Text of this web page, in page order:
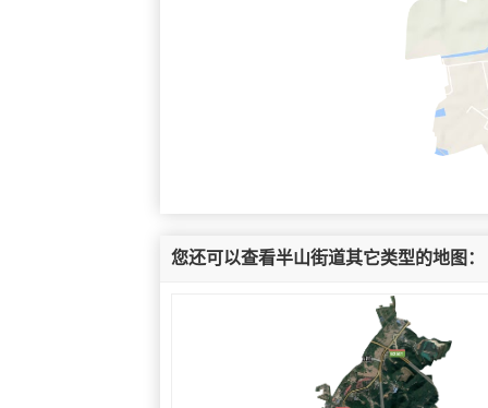
您还可以查看半山街道其它类型的地图：